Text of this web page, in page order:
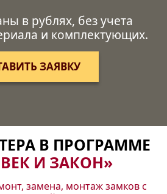
в рублях, без учета
и комплектующих.
ЗАЯВКУ
В ПРОГРАММЕ
И ЗАКОН»
замена, монтаж замков с